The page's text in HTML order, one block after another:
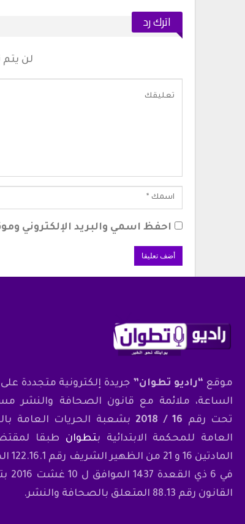
اترك رد
لن يتم
احفظ اسمي والبريد الإلكتروني
موقع “راديو تطوان” جريدة إلكترونية متجددة على
الساعة، ملائمة مع قانون الصحافة والنشر
تحت رقم 16 / 2018
بشعبة الحريات العامة
العامة للمحكمة الابتدائية بتطوان طبقا
المادتين 16
في 6 ذي
القانون رقم 88.13 المتعلق بالصحافة والنشر.